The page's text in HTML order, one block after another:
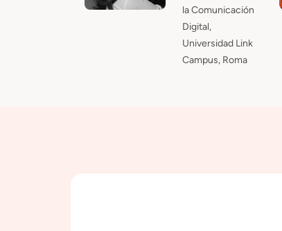
la Comunicación
Digital,
Universidad Link
Campus, Roma